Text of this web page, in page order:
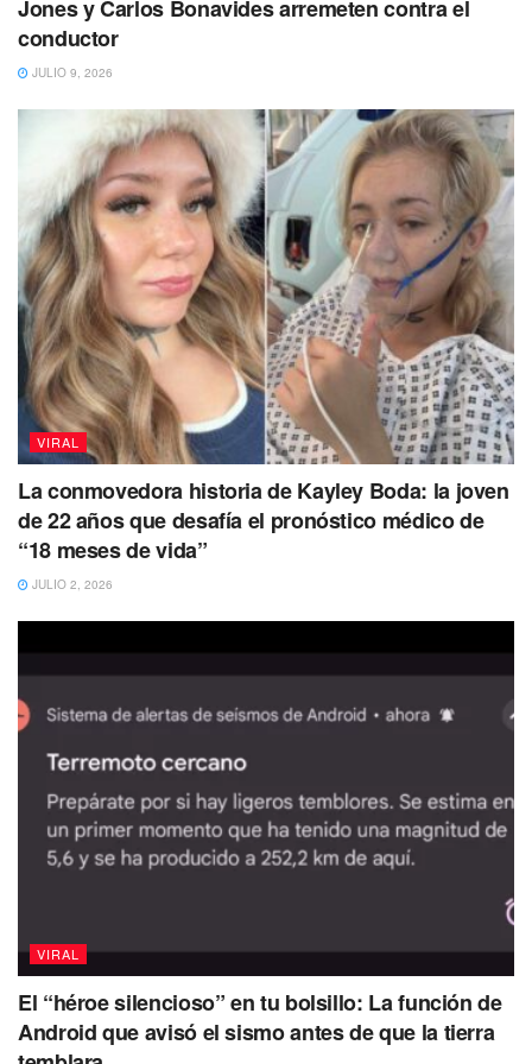
Especialista comoRomina Daga, doctora en Ciencias
Geológicas,
cuando los
gases, material sólido fragmentado, llamado
piroclastos, y lava. La proporción de cada uno
depende de las características de cada volcán”
.
“De todo el material que se libera, hay
partículas y gases a alta temperatura que
generan cargas eléctricas. Estas partículas
podrían dar origen a los rayos”, agregó
Romina.
¿Cuándo fue la última erupción del volcán
Acatenango?
Según unapagina especializada en el volcán
Acatenango,volcanacatenango.com.gt, laúltima
erupción registradadel lugar fue endiciembre del año
de 1972,“cuando el coloso arrojó bombas volcánicas,
En aquel entonces,se contabilizó que laerupción
cubrió de ceniza un radio de 25 kilómetros en la región
evacuando apersonas que se encontraban cercanos al
Jones y Carlos Bonavides arremeten contra el
conductor
JULIO 9, 2026
VIRAL
La conmovedora historia de Kayley Boda: la joven
de 22 años que desafía el pronóstico médico de
“18 meses de vida”
JULIO 2, 2026
VIRAL
El “héroe silencioso” en tu bolsillo: La función de
Android que avisó el sismo antes de que la tierra